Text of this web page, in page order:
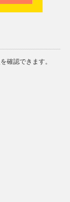
確認できます。